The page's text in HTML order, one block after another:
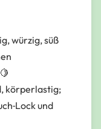
würzig, süß
körperlastig;
und